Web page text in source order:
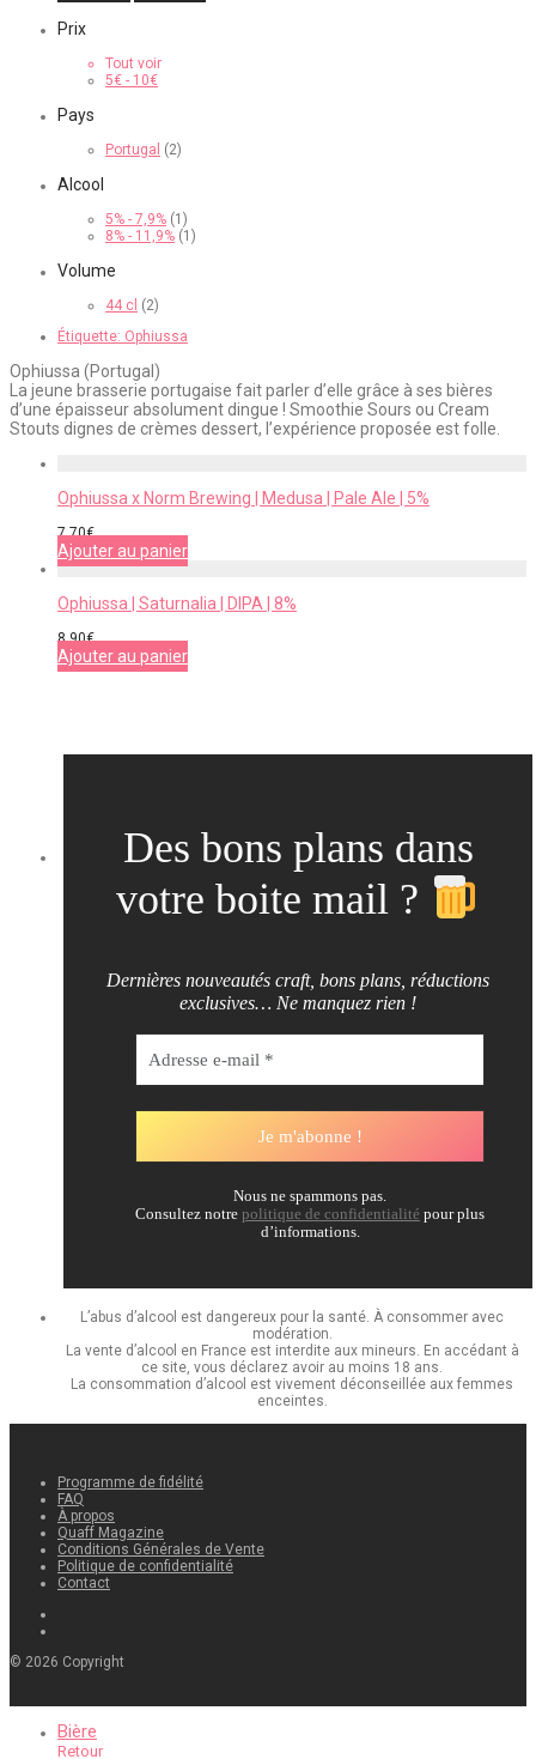
Prix
Tout voir
5€ - 10€
Pays
Portugal (2)
Alcool
5% - 7,9% (1)
8% - 11,9% (1)
Volume
44 cl (2)
Étiquette: Ophiussa
Ophiussa (Portugal)
La jeune brasserie portugaise fait parler d’elle grâce à ses bières
d’une épaisseur absolument dingue ! Smoothie Sours ou Cream
Stouts dignes de crèmes dessert, l’expérience proposée est folle.
Ophiussa x Norm Brewing | Medusa | Pale Ale | 5%
7,70€
Ajouter au panier
Ophiussa | Saturnalia | DIPA | 8%
8,90€
Ajouter au panier
Des bons plans dans
votre boite mail ?
Dernières nouveautés craft, bons plans, réductions
exclusives… Ne manquez rien !
Nous ne spammons pas.
Consultez notre politique de confidentialité pour plus
d’informations.
L’abus d’alcool est dangereux pour la santé. À consommer avec
modération.
La vente d’alcool en France est interdite aux mineurs. En accédant à
ce site, vous déclarez avoir au moins 18 ans.
La consommation d’alcool est vivement déconseillée aux femmes
enceintes.
Programme de fidélité
FAQ
À propos
Quaff Magazine
Conditions Générales de Vente
Politique de confidentialité
Contact
© 2026 Copyright
Bière
Retour